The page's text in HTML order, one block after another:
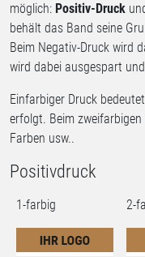
möglich: Positiv-Druck
behält das Band seine
Beim Negativ-Druck wird
wird dabei ausgespart
Einfarbiger Druck
erfolgt. Beim zweifarbigen
Farben usw..
Positivdruck
1-farbig 2-